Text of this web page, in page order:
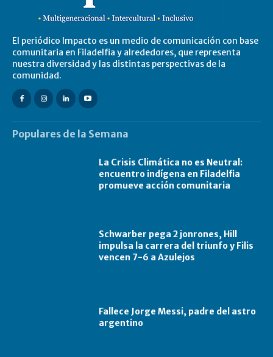
El periódico Impacto es un medio de comunicación con base
comunitaria en Filadelfia y alrededores, que representa
nuestra diversidad y las distintas perspectivas de la
comunidad.
Populares de la Semana
La Crisis Climática no es Neutral:
encuentro indígena en Filadelfia
promueve acción comunitaria
Schwarber pega 2 jonrones, Hill
impulsa la carrera del triunfo y Filis
vencen 7-6 a Azulejos
Fallece Jorge Messi, padre del astro
argentino